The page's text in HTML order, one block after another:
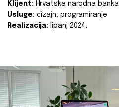
Klijent: Hrvatska narodna banka
Usluge: dizajn, programiranje
Realizacija: lipanj 2024.